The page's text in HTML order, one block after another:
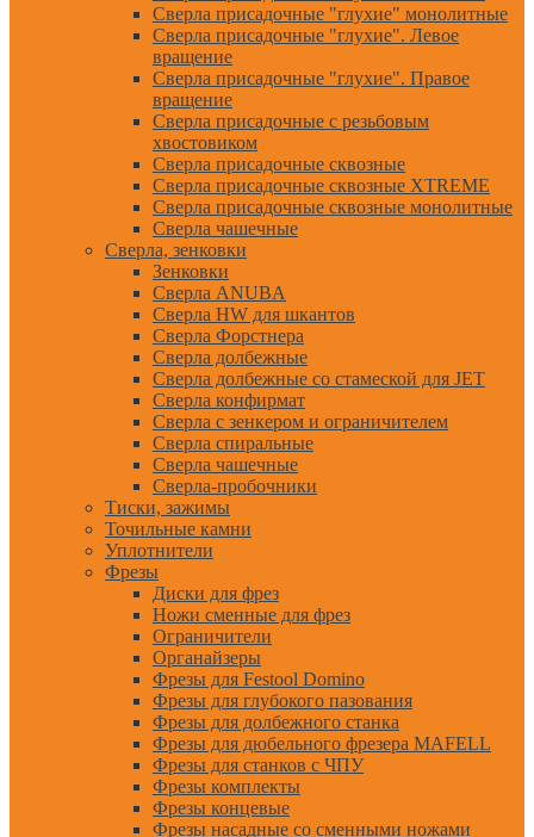
Сверла присадочные "глухие" монолитные
Сверла присадочные "глухие". Левое
вращение
Сверла присадочные "глухие". Правое
вращение
Сверла присадочные с резьбовым
хвостовиком
Сверла присадочные сквозные
Сверла присадочные сквозные XTREME
Сверла присадочные сквозные монолитные
Сверла чашечные
Сверла, зенковки
Зенковки
Сверла ANUBA
Сверла HW для шкантов
Сверла Форстнера
Сверла долбежные
Сверла долбежные со стамеской для JET
Сверла конфирмат
Сверла с зенкером и ограничителем
Сверла спиральные
Сверла чашечные
Сверла-пробочники
Тиски, зажимы
Точильные камни
Уплотнители
Фрезы
Диски для фрез
Ножи сменные для фрез
Ограничители
Органайзеры
Фрезы для Festool Domino
Фрезы для глубокого пазования
Фрезы для долбежного станка
Фрезы для дюбельного фрезера MAFELL
Фрезы для станков с ЧПУ
Фрезы комплекты
Фрезы концевые
Фрезы насадные со сменными ножами